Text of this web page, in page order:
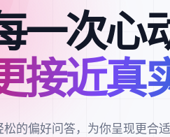
一次心
接近真
松的偏好问答，为你呈现更合